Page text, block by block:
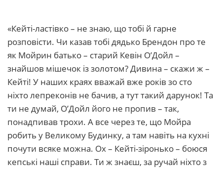
«Кейті-ластівко – не знаю, що тобі й гарне
розповісти. Чи казав тобі дядько Брендон про те
як Мойрин батько – старий Кевін О’Дойл –
знайшов мішечок із золотом? Дивина – скажи ж –
Кейті! У наших краях вважай вже років зо сто
ніхто лепреконів не бачив, а тут такий дарунок! Та
ти не думай, О’Дойл його не пропив – так,
понадпивав трохи. А все через те, що Мойра
робить у Великому Будинку, а там навіть на кухні
почути всяке можна. Ох – Кейті-зіронько – боюся
кепські наші справи. Ти ж знаєш, за ручай ніхто з